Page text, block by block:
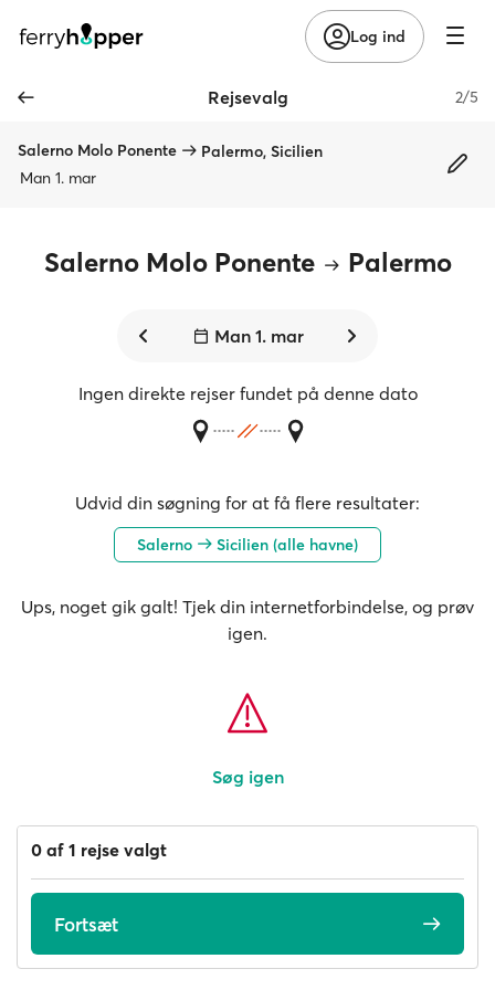
Log ind
Rejsevalg 2/5
Salerno Molo Ponente
Palermo, Sicilien
Man 1. mar
Salerno Molo Ponente Palermo
Man 1. mar
Ingen direkte rejser fundet på denne dato
Udvid din søgning for at få flere resultater:
Salerno Sicilien (alle havne)
Ups, noget gik galt! Tjek din internetforbindelse, og prøv
igen.
Søg igen
0 af 1 rejse valgt
Fortsæt